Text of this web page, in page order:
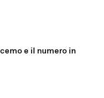
e il numero in